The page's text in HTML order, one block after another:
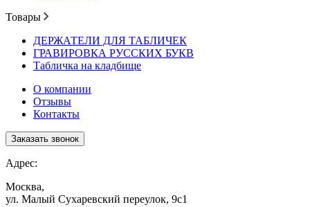
Товары
ДЕРЖАТЕЛИ ДЛЯ ТАБЛИЧЕК
ГРАВИРОВКА РУССКИХ БУКВ
Табличка на кладбище
О компании
Отзывы
Контакты
Заказать звонок
Адрес:
Москва,
ул. Малый Сухаревский переулок, 9с1